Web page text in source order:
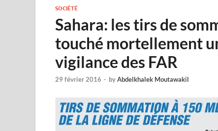
SOCIÉTÉ
Sahara: les tirs de
touché mortellement
vigilance des FAR
29 février 2016 - byAbdelkhalek Moutawakil